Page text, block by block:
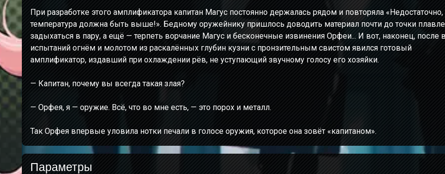
При разработке этого амплификатора капитан Магус постоянно держалась рядом и повторяла «Недостаточно,
температура должна быть выше!». Бедному оружейнику пришлось доводить материал почти до точки
задыхаться в пару, а ещё — терпеть ворчание Магус и бесконечные извинения Орфеи... И вот, наконец, после
испытаний огнём и молотом из раскалённых глубин кузни с пронзительным свистом явился готовый
амплификатор, издавший при охлаждении рёв, не уступающий звучному голосу его хозяйки.
— Капитан, почему вы всегда такая злая?
— Орфея, я — оружие. Всё, что во мне есть, — это порох и металл.
Так Орфея впервые уловила нотки печали в голосе оружия, которое она зовёт «капитаном».
Параметры